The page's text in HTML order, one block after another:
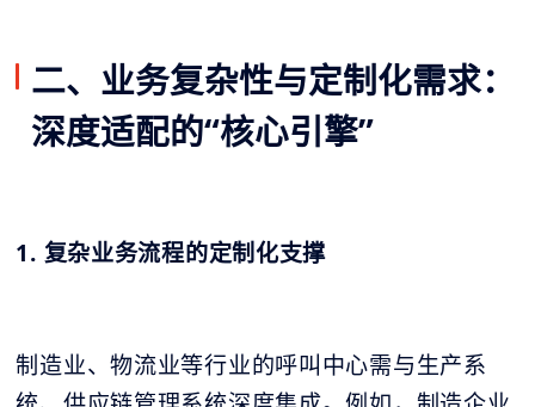
二、业务复杂性与定制化需求：
深度适配的“核心引擎”
1. 复杂业务流程的定制化支撑
制造业、物流业等行业的呼叫中心需与生产系